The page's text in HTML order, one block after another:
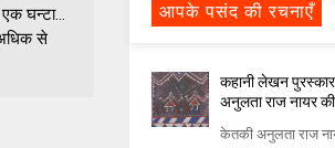
घन्टा...
से
आपके पसंद की रचनाएँ
कहानी लेखन पुरस्कार
अनुलता राज नायर
केतकी अनुलता राज